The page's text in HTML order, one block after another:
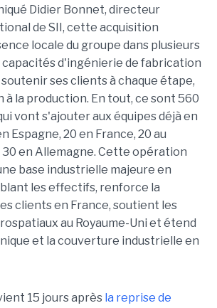
Didier Bonnet, directeur
de SII, cette acquisition
locale du groupe dans plusieurs
capacités d'ingénierie de fabrication
ses clients à chaque étape,
à la production. En tout, ce sont 560
vont s'ajouter aux équipes déjà en
Espagne, 20 en France, 20 au
30 en Allemagne. Cette opération
base industrielle majeure en
les effectifs, renforce la
clients en France, soutient les
au Royaume-Uni et étend
et la couverture industrielle en
15 jours après la reprise de